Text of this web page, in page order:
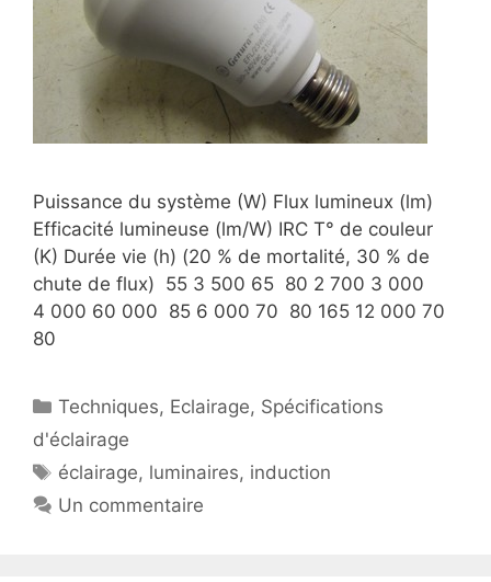
Puissance du système (W) Flux lumineux (lm)
Efficacité lumineuse (lm/W) IRC T° de couleur
(K) Durée vie (h) (20 % de mortalité, 30 % de
chute de flux) 55 3 500 65 80 2 700 3 000
4 000 60 000 85 6 000 70 80 165 12 000 70
80
Catégories
Techniques, Eclairage, Spécifications
d'éclairage
Étiquettes
éclairage, luminaires, induction
Un commentaire